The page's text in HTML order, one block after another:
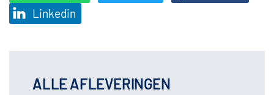
Linkedin
ALLE AFLEVERINGEN